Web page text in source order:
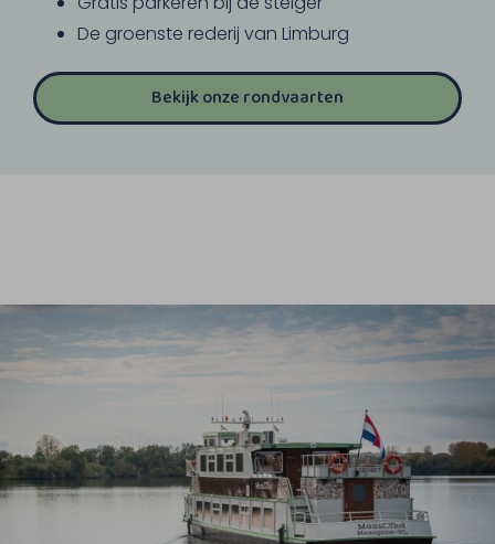
De groenste rederij van Limburg
Bekijk onze rondvaarten